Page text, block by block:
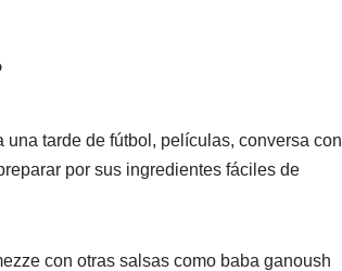
tarde de fútbol, películas, conversa con
por sus ingredientes fáciles de
con otras salsas como baba ganoush